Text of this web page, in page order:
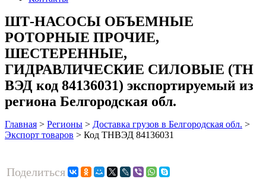
ШТ-НАСОСЫ ОБЪЕМНЫЕ
РОТОРНЫЕ ПРОЧИЕ,
ШЕСТЕРЕННЫЕ,
ГИДРАВЛИЧЕСКИЕ СИЛОВЫЕ (ТН
ВЭД код 84136031) экспортируемый из
региона Белгородская обл.
Главная > Регионы > Доставка грузов в Белгородская обл. >
Экспорт товаров > Код ТНВЭД 84136031
Поделиться